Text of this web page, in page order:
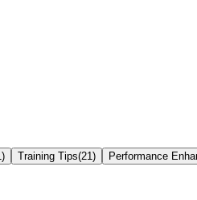
) Training Tips(21 ) Performance